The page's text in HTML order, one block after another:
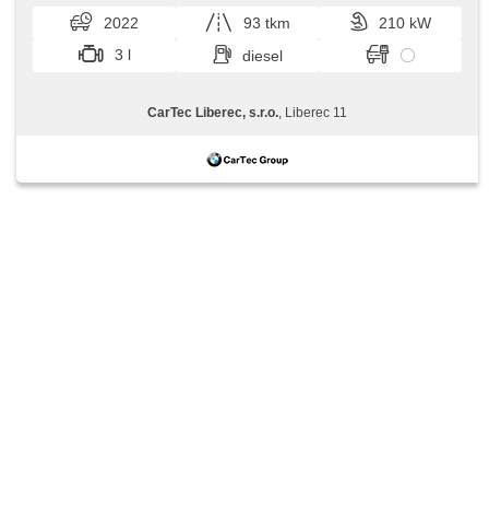
regulacja foteli, dach panoramiczny, zawieszenie
pneumatyczne, podgrzewane fotele, asystent martwego
pola, laserové světlomety
kontaktujte naše prodejce nebo ná...
2022 93 tkm
210 kW
3 l
diesel
CarTec Liberec, s.r.o. , Liberec 11